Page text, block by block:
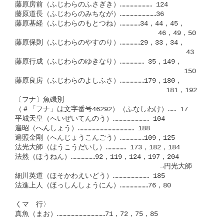
藤原房前（ふじわらのふさぎき）…………………… 124
藤原道長（ふじわらのみちなが）………………………36
藤原基経（ふじわらのもとつね）……………34，44，45，
46，49，50
藤原保則（ふじわらのやすのり）……………29，33，34，
43
藤原行成（ふじわらのゆきなり）……………… 35，149，
150
藤原良房（ふじわらのよしふさ）………………179，180，
181，192
〔フナ〕魚磯別
（＃「フナ」は文字番号46292）（ふなしわけ）…… 17
平城天皇（へいぜいてんのう）……………………… 104
遍昭（へんしょう）…………………………………… 188
遍照金剛（へんじょうこんごう）………………109，125
法光大師（はうこうだいし）…………… 173，182，184
法然（ほうねん）………………92，119，124，197，204
→円光大師
細川英道（ほそかわえいどう）……………………… 185
法進上人（ほっしんしょうにん）…………………76，80
くマ　行〉
真魚（まお）………………………………71，72，75，85